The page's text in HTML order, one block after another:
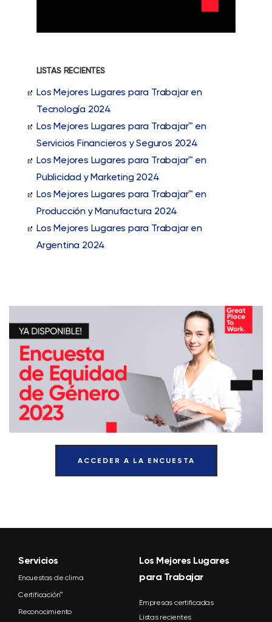
LISTAS RECIENTES
Los Mejores Lugares para Trabajar en
Tecnología 2024
Los Mejores Lugares para Trabajar™ en
Servicios Financieros y Seguros 2024
Los Mejores Lugares para Trabajar™ en
Publicidad y Marketing 2024
Los Mejores Lugares para Trabajar™ en
Producción y Manufactura 2024
Los Mejores Lugares para Trabajar en
Argentina 2024
ACCEDER A LA ENCUESTA
Servicios
Encuestas de clima
Certificación™
Reconocimiento
Los Mejores Lugares
para Trabajar
Empresas certificadas
Listas recientes